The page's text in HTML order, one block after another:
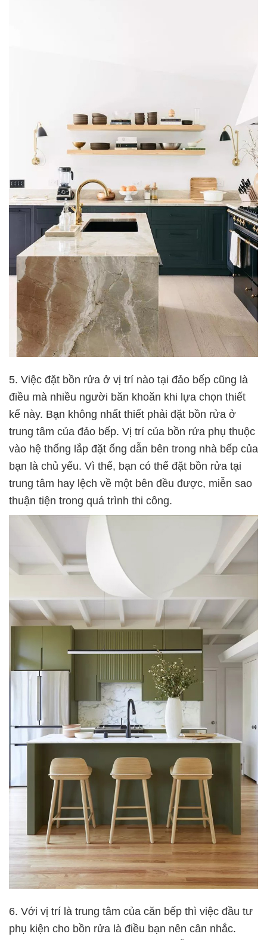
5. Việc đặt bồn rửa ở vị trí nào tại đảo bếp cũng là
điều mà nhiều người băn khoăn khi lựa chọn thiết
kế này. Bạn không nhất thiết phải đặt bồn rửa ở
trung tâm của đảo bếp. Vị trí của bồn rửa phụ thuộc
vào hệ thống lắp đặt ống dẫn bên trong nhà bếp của
bạn là chủ yếu. Vì thế, bạn có thể đặt bồn rửa tại
trung tâm hay lệch về một bên đều được, miễn sao
thuận tiện trong quá trình thi công.
6. Với vị trí là trung tâm của căn bếp thì việc đầu tư
phụ kiện cho bồn rửa là điều bạn nên cân nhắc.